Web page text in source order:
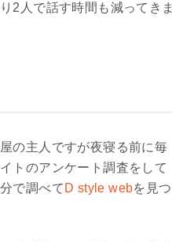
2人で話す時間も減ってきま
の主人ですが夜寝る前に毎
トのアンケート調査をして
で調べて D style webを見つ